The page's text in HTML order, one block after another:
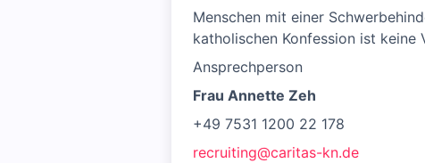
Menschen mit einer
katholischen Konfession ist keine
Ansprechperson
Frau Annette Zeh
+49 7531 1200 22 178
recruiting@caritas-kn.de